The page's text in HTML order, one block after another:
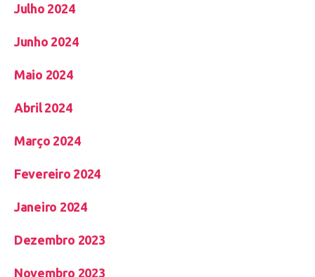
Julho 2024
Junho 2024
Maio 2024
Abril 2024
Março 2024
Fevereiro 2024
Janeiro 2024
Dezembro 2023
Novembro 2023